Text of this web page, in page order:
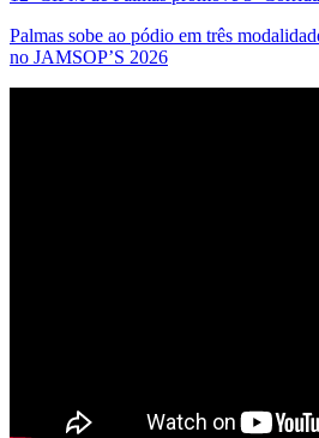
Palmas sobe ao pódio em três
no JAMSOP’S 2026